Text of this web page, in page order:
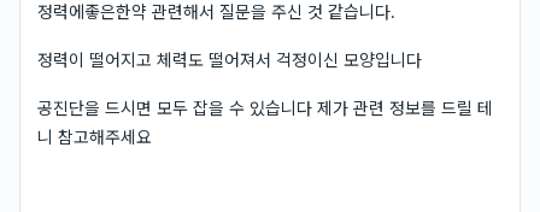
정력에좋은한약 관련해서 질문을 주신 것 같습니다.
정력이 떨어지고 체력도 떨어져서 걱정이신 모양입니다
공진단을 드시면 모두 잡을 수 있습니다 제가 관련 정보를 드릴 테
니 참고해주세요